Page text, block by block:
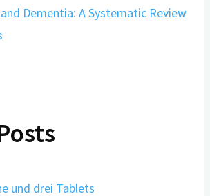
Dementia: A Systematic Review